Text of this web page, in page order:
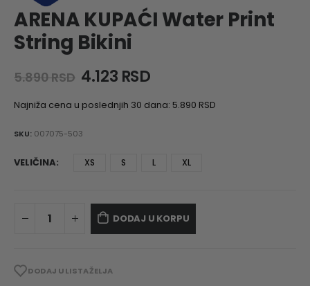
ARENA KUPAĆI Water Print
String Bikini
5.890RSD Original
was:
4.123 RSDCurrent
is:
Najniža cena u poslednjih 30 dana: 5.890 RSD
SKU: 007075-503
VELIČINA XS S L XL
DODAJ U KORPU
DODAJ U LISTA ŽELJA